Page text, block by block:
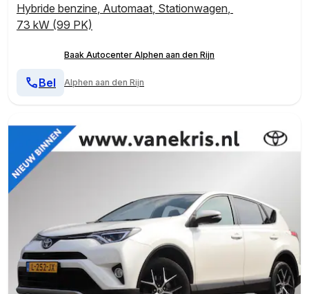
Hybride benzine, Automaat, Stationwagen,
73 kW (99 PK)
Baak Autocenter Alphen aan den Rijn
Alphen aan den Rijn
Bel